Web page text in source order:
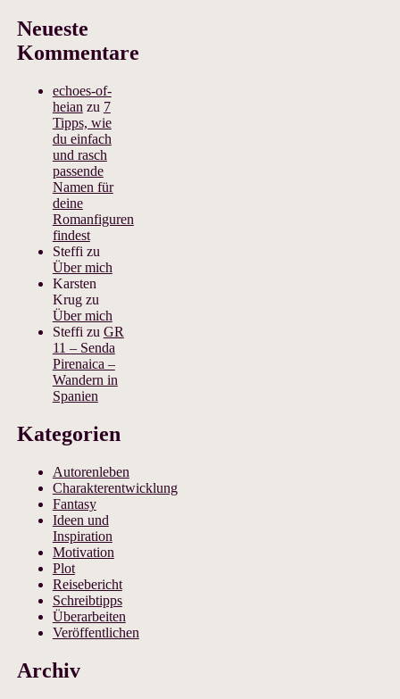
Neueste
Kommentare
echoes-of-
heian zu 7
Tipps, wie
du einfach
und rasch
passende
Namen für
deine
Romanfiguren
findest
Steffi zu
Über mich
Karsten
Krugzu
Über mich
Steffi zu GR
11 – Senda
Pirenaica –
Wandern in
Spanien
Kategorien
Autorenleben
Charakterentwicklung
Fantasy
Ideen und
Inspiration
Motivation
Plot
Reisebericht
Schreibtipps
Überarbeiten
Veröffentlichen
Archiv